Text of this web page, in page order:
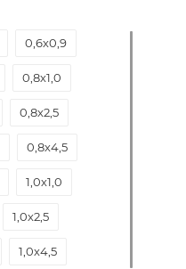
0,6х0,9
0,8х1,0
0,8х2,5
0,8х4,5
1,0х1,0
1,0х2,5
1,0х4,5